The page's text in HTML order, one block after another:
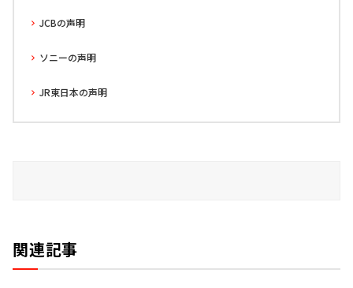
JCBの声明
ソニーの声明
JR東日本の声明
関連記事